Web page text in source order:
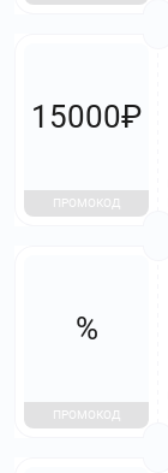
15000₽
ПРОМОКОД
%
ПРОМОКОД